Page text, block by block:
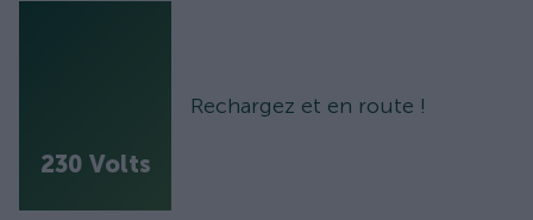
230 Volts
Rechargez et en route !